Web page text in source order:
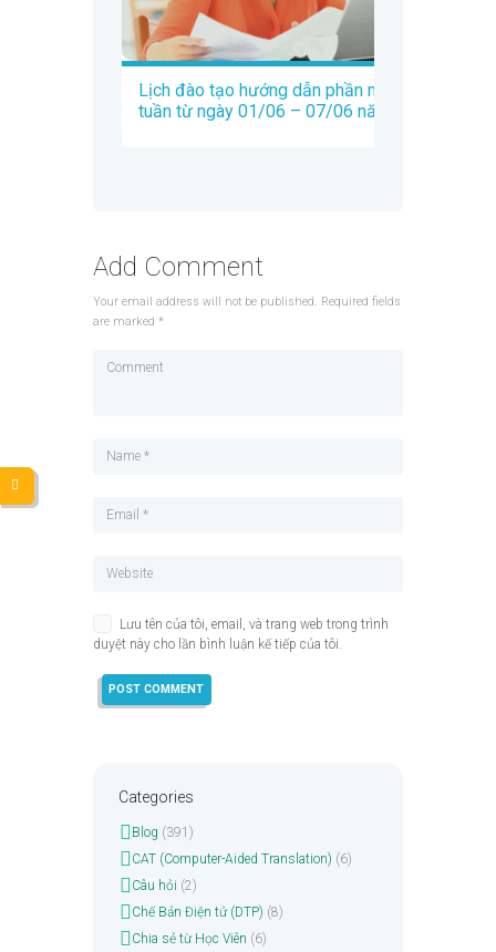
Lịch đào tạo hướng dẫn phần mềm Trados
tuần từ ngày 01/06 – 07/06 năm 2020
Add Comment
Your email address will not be published. Required fields
are marked *
Lưu tên của tôi, email, và trang web trong trình
duyệt này cho lần bình luận kế tiếp của tôi.
Categories
Blog (391)
CAT (Computer-Aided Translation) (6)
Câu hỏi (2)
Chế Bản Điện tử (DTP) (8)
Chia sẻ từ Học Viên (6)